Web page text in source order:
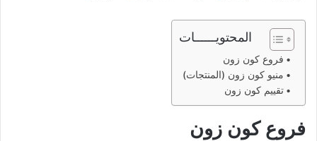
المحتويــــــات
فروع كون زون
منيو كون زون (المنتجات)
تقييم كون زون
فروع كون زون